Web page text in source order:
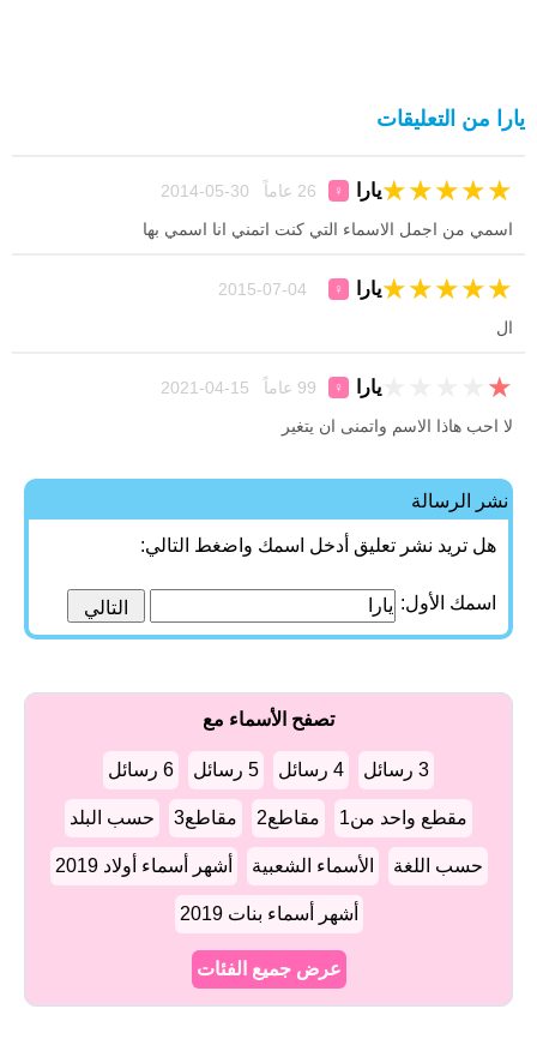
يارا من التعليقات
يارا ♀ ★
★
★
★
★
اسمي من اجمل الاسماء التي كنت اتمني انا اسمي بها
يارا ♀ ★
★
★
★
★
ال
يارا ♀ ★
★
لا احب هاذا الاسم واتمنى ان يتغير
نشر الرسالة
هل تريد نشر تعليق أدخل اسمك واضغط التالي:
اسمك الأول:
تصفح الأسماء مع
3 رسائل 4 رسائل 5 رسائل 6 رسائل
مقطع واحد من1 مقاطع2 مقاطع3 حسب البلد
حسب اللغة الأسماء الشعبية أشهر أسماء أولاد 2019
أشهر أسماء بنات 2019
عرض جميع الفئات